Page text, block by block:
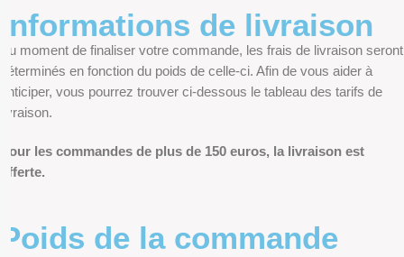
Informations de livraison
Au moment de finaliser votre commande, les frais de livraison seront
déterminés en fonction du poids de celle-ci. Afin de vous aider à
anticiper, vous pourrez trouver ci-dessous le tableau des tarifs de
livraison.
Pour les commandes de plus de 150 euros, la livraison est
offerte.
Poids de la commande